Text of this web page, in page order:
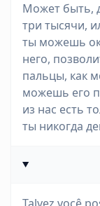
Может быть,
три тысячи,
ты можешь
него,
пальцы, как
можешь его
из нас есть
ты никогда